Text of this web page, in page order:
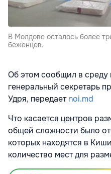
В Молдове осталось более
беженцев.
Об этом сообщил в среду
генеральный секретарь
Удря, передаетnoi.md
Что касается центров
общей сложности было
которых находятся в
количество мест для